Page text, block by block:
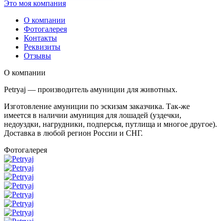
Это моя компания
О компании
Фотогалерея
Контакты
Реквизиты
Отзывы
О компании
Petryaj — производитель амуниции для животных.
Изготовление амуниции по эскизам заказчика. Так-же
имеется в наличии амуниция для лошадей (уздечки,
недоуздки, нагрудники, подперсья, путлища и многое другое).
Доставка в любой регион России и СНГ.
Фотогалерея